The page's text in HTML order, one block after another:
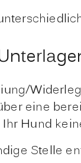
eine
Hund
Stelle